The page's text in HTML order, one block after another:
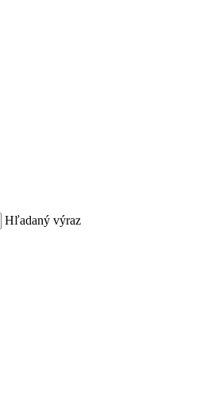
Hľadaný výraz